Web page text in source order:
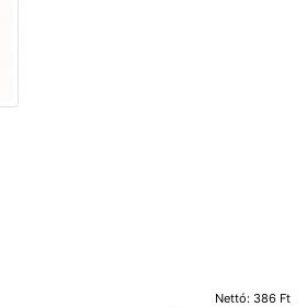
Nettó: 386 Ft